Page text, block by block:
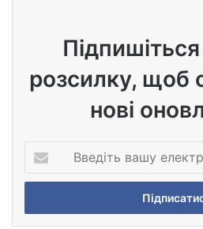
розсилку, щоб
нові
е
і